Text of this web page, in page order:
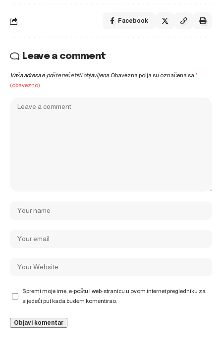
Facebook
Leave a comment
Vaša adresa e-pošte neće biti objavljena. Obavezna polja su označena sa*
(obavezno)
Spremi moje ime, e-poštu i web-stranicu u ovom internet pregledniku za
sljedeći put kada budem komentirao.